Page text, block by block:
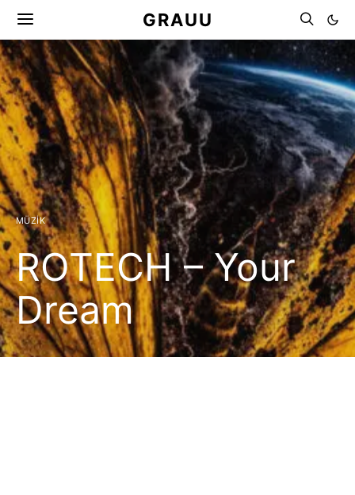
GRAUU
MÜZIK
ROTECH – Your
Dream